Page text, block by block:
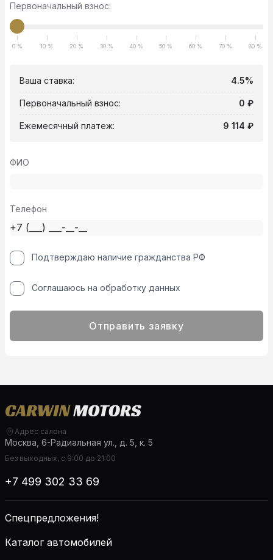
Первоначальный взнос:
0 % 10 % 20 % 30 % 40 % 50 % 60 % 70 % 80 %
Ваша ставка: 4.5%
Первоначальный взнос: 0 ₽
Ежемесячный платеж: 9 114 ₽
ФИО
Телефон
Подтверждаю наличие гражданства РФ
Соглашаюсь на обработку данных
Отправить заявку
Адрес салона
Москва, 6-Радиальная ул., д. 5, к. 5
Без выходных, с 9:00 до 21:00
+7 499 302 33 69
Спецпредложения!
Каталог автомобилей